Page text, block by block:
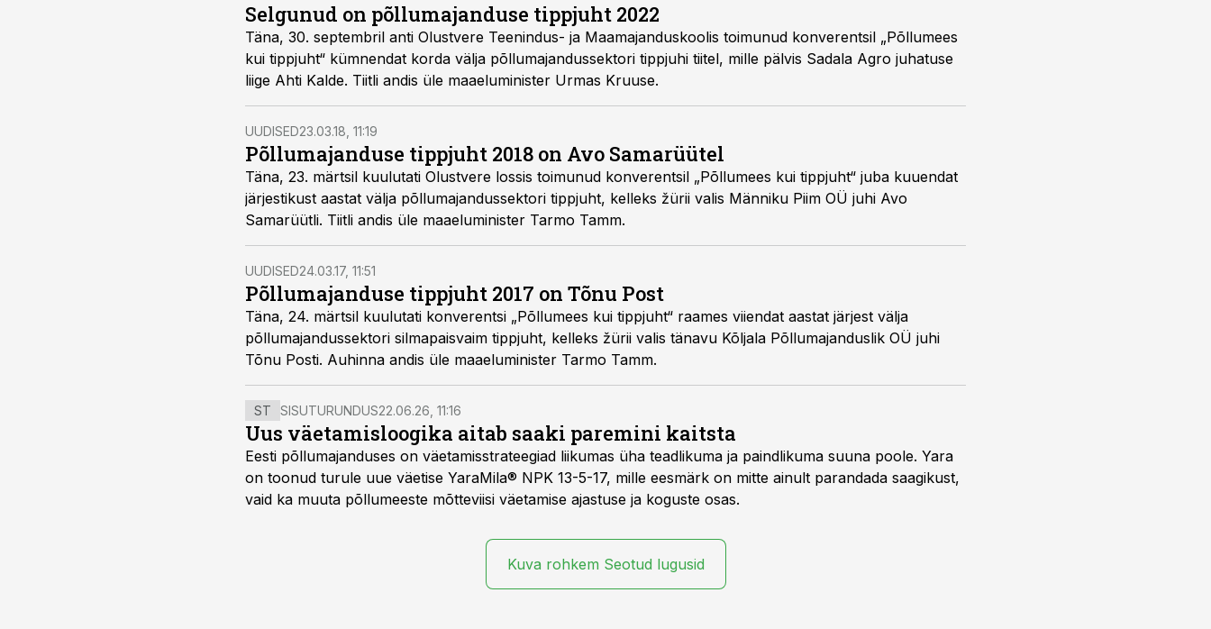
Selgunud on põllumajanduse tippjuht 2022
Täna, 30. septembril anti Olustvere Teenindus- ja Maamajanduskoolis toimunud konverentsil „Põllumees
kui tippjuht“ kümnendat korda välja põllumajandussektori tippjuhi tiitel, mille pälvis Sadala Agro juhatuse
liige Ahti Kalde. Tiitli andis üle maaeluminister Urmas Kruuse.
UUDISED23.03.18, 11:19
Põllumajanduse tippjuht 2018 on Avo Samarüütel
Täna, 23. märtsil kuulutati Olustvere lossis toimunud konverentsil „Põllumees kui tippjuht“ juba kuuendat
järjestikust aastat välja põllumajandussektori tippjuht, kelleks žürii valis Männiku Piim OÜ juhi Avo
Samarüütli. Tiitli andis üle maaeluminister Tarmo Tamm.
UUDISED24.03.17, 11:51
Põllumajanduse tippjuht 2017 on Tõnu Post
Täna, 24. märtsil kuulutati konverentsi „Põllumees kui tippjuht“ raames viiendat aastat järjest välja
põllumajandussektori silmapaisvaim tippjuht, kelleks žürii valis tänavu Kõljala Põllumajanduslik OÜ juhi
Tõnu Posti. Auhinna andis üle maaeluminister Tarmo Tamm.
ST SISUTURUNDUS22.06.26, 11:16
Uus väetamisloogika aitab saaki paremini kaitsta
Eesti põllumajanduses on väetamisstrateegiad liikumas üha teadlikuma ja paindlikuma suuna poole. Yara
on toonud turule uue väetise YaraMila® NPK 13-5-17, mille eesmärk on mitte ainult parandada saagikust,
vaid ka muuta põllumeeste mõtteviisi väetamise ajastuse ja koguste osas.
Kuva rohkem Seotud lugusid